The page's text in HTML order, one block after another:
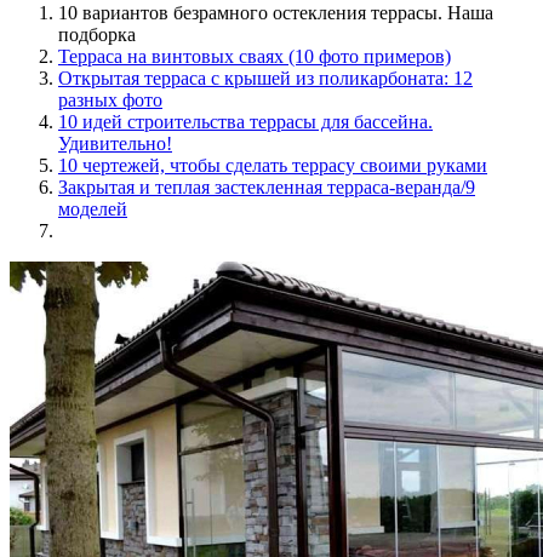
10 вариантов безрамного остекления террасы. Наша
подборка
Терраса на винтовых сваях (10 фото примеров)
Открытая терраса с крышей из поликарбоната: 12
разных фото
10 идей строительства террасы для бассейна.
Удивительно!
10 чертежей, чтобы сделать террасу своими руками
Закрытая и теплая застекленная терраса-веранда/9
моделей